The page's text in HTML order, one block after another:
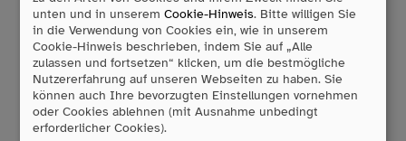
TECHNISCHE DATEN:
Windows 10 Pro Betriebssystem
Intel Core i5 Prozessor
500 GB SD Harddrive
8 GB Arbeitsspeicher
14“ kapazitiver Touchscreen (1920 x 1080 px)
unten und in unseremCookie-Hinweis. Bitte willigen Sie
in die Verwendung von Cookies ein, wie in unserem
Cookie-Hinweis beschrieben, indem Sie auf „Alle
zulassen und fortsetzen“ klicken, um die bestmögliche
Nutzererfahrung auf unseren Webseiten zu haben. Sie
können auch Ihre bevorzugten Einstellungen vornehmen
oder Cookies ablehnen (mit Ausnahme unbedingt
erforderlicher Cookies).